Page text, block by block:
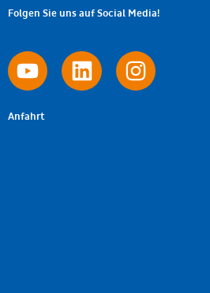
Folgen Sie uns auf Social Media!
Anfahrt